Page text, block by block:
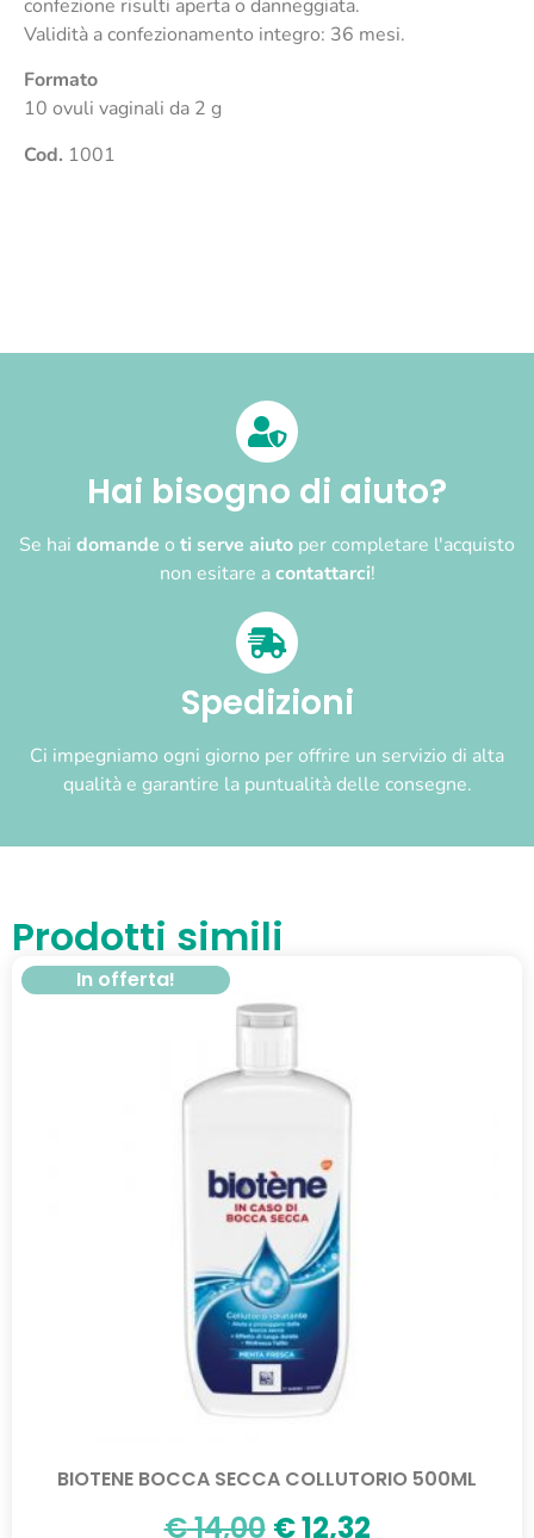
confezione risulti aperta o danneggiata.
Validità a confezionamento integro: 36 mesi.
Formato
10 ovuli vaginali da 2 g
Cod. 1001
Hai bisogno di aiuto?
Se hai domande o ti serve aiuto per completare l'acquisto
non esitare acontattarci!
Spedizioni
Ci impegniamo ogni giorno per offrire un servizio di alta
qualità e garantire la puntualità delle consegne.
Prodotti simili
In offerta!
BIOTENE BOCCA SECCA COLLUTORIO 500ML
€14,00 €12,32